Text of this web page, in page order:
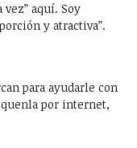
aquí. Soy
y atractiva”.
para ayudarle con
por internet,